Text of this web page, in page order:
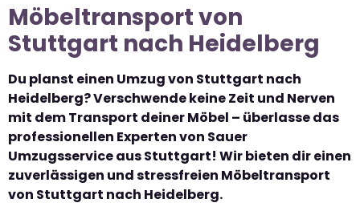
Möbeltransport von
Stuttgart nach Heidelberg
Du planst einen Umzug von Stuttgart nach
Heidelberg? Verschwende keine Zeit und Nerven
mit dem Transport deiner Möbel – überlasse das
professionellen Experten von Sauer
Umzugsservice aus Stuttgart! Wir bieten dir einen
zuverlässigen und stressfreien Möbeltransport
von Stuttgart nach Heidelberg.